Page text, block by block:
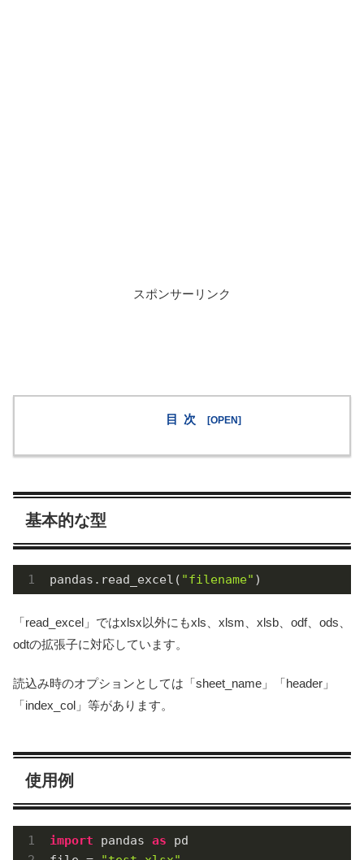
スポンサーリンク
目次
基本的な型
pandas.read_excel( "filename" )
「read_excel」ではxlsx以外にもxls、xlsm、xlsb、odf、ods、
odtの拡張子に対応しています。
読込み時のオプションとしては「sheet_name」「header」
「index_col」等があります。
使用例
import pandas as pd